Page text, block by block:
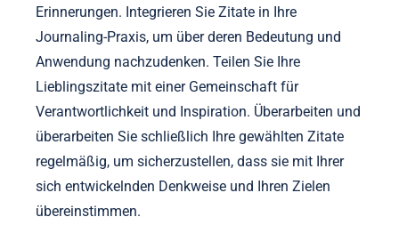
Erinnerungen. Integrieren Sie Zitate in Ihre
Journaling-Praxis, um über deren Bedeutung und
Anwendung nachzudenken. Teilen Sie Ihre
Lieblingszitate mit einer Gemeinschaft für
Verantwortlichkeit und Inspiration. Überarbeiten und
überarbeiten Sie schließlich Ihre gewählten Zitate
regelmäßig, um sicherzustellen, dass sie mit Ihrer
sich entwickelnden Denkweise und Ihren Zielen
übereinstimmen.